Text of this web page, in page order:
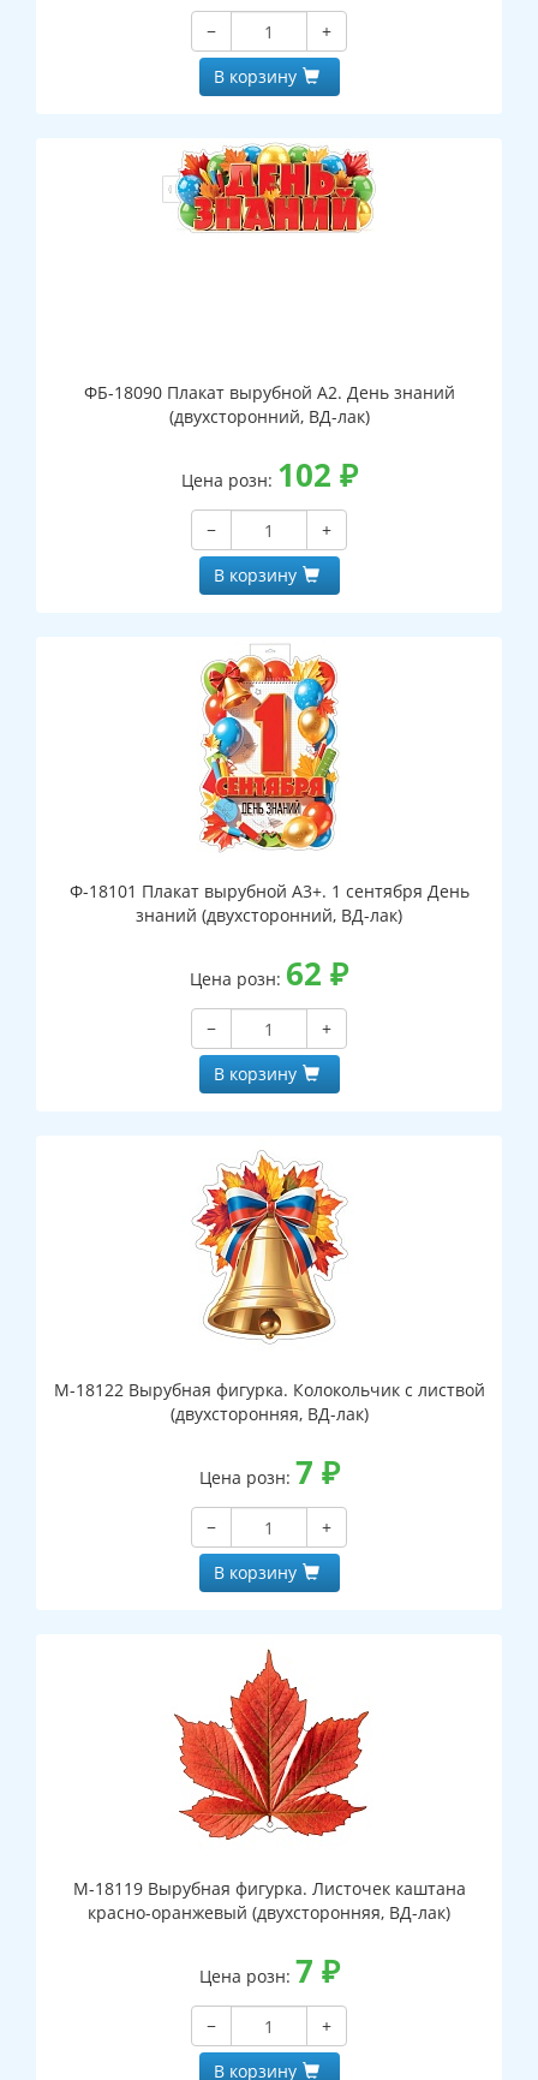
−
+
В корзину
ФБ-18090 Плакат вырубной А2. День знаний
(двухсторонний, ВД-лак)
Цена розн: 102 ₽
−
+
В корзину
Ф-18101 Плакат вырубной А3+. 1 сентября День
знаний (двухсторонний, ВД-лак)
Цена розн: 62 ₽
−
+
В корзину
М-18122 Вырубная фигурка. Колокольчик с листвой
(двухсторонняя, ВД-лак)
Цена розн: 7 ₽
−
+
В корзину
М-18119 Вырубная фигурка. Листочек каштана
красно-оранжевый (двухсторонняя, ВД-лак)
Цена розн: 7 ₽
−
+
В корзину